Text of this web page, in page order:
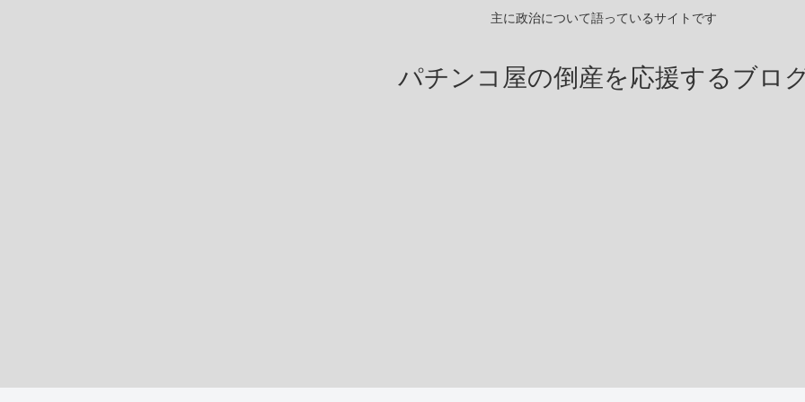
主に政治について語っているサイトです
パチンコ屋の倒産を応援するブロ